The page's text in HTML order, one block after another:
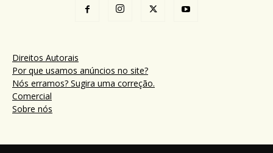
Direitos Autorais
Por que usamos anúncios no site?
Nós erramos? Sugira uma correção.
Comercial
Sobre nós